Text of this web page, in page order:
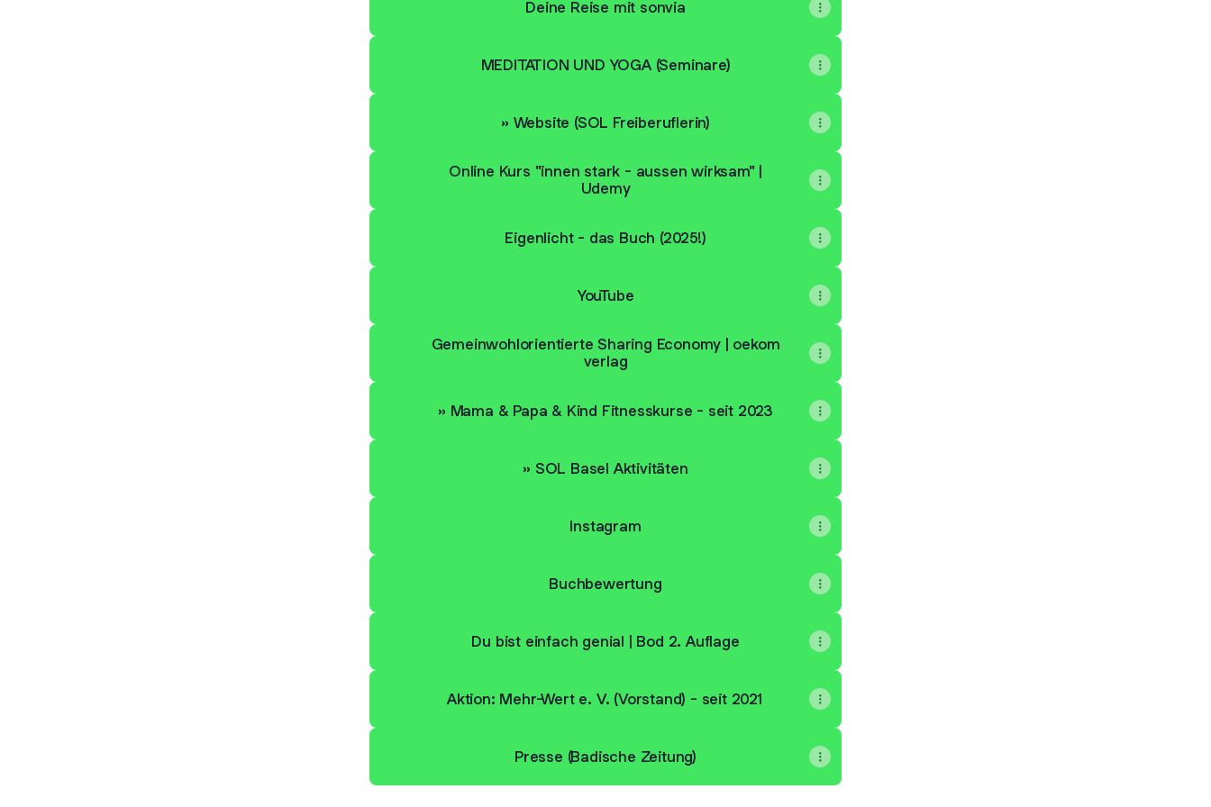
Deine Reise mit sonvia
MEDITATION UND YOGA (Seminare)
» Website (SOL Freiberuflerin)
Online Kurs "innen stark - aussen wirksam" |
Udemy
Eigenlicht - das Buch (2025!)
YouTube
Gemeinwohlorientierte Sharing Economy | oekom
verlag
» Mama & Papa & Kind Fitnesskurse - seit 2023
» SOL Basel Aktivitäten
Instagram
Buchbewertung
Du bist einfach genial | Bod 2. Auflage
Aktion: Mehr-Wert e. V. (Vorstand) - seit 2021
Presse (Badische Zeitung)